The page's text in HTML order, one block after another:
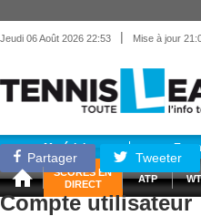
Jeudi 06 Août 2026 22:53 | Mise à jour
Matériel
SCORES EN
DIRECT
ATP
Partager Tweeter
Compte utilisateur